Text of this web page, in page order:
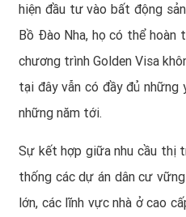
hiện đầu tư vào bất động
Bồ Đào Nha, họ có thể hoàn
chương trình Golden Visa
tại đây vẫn có đầy đủ
những năm tới.
Sự kết hợp giữa nhu cầu thị
thống các dự án dân cư
lớn, các lĩnh vực nhà ở cao